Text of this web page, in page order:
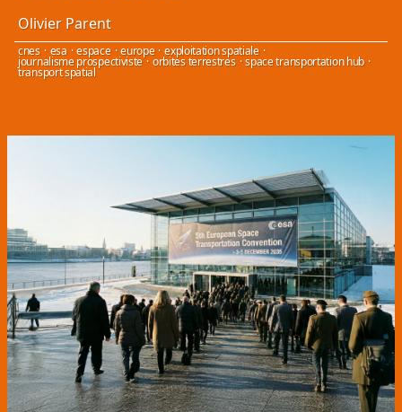
Olivier Parent
cnes · esa · espace · europe · exploitation spatiale ·
journalisme prospectiviste · orbites terrestres · space transportation hub ·
transport spatial